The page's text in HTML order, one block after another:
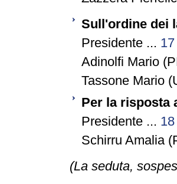
Sull'ordine dei
Presidente ... 17
Adinolfi Mario
Tassone Mario
Per la risposta
Presidente ... 18
Schirru Amalia
(La seduta,